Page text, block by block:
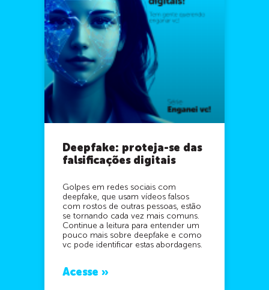
Deepfake: proteja-se das
falsificações digitais
Golpes em redes sociais com
deepfake, que usam vídeos falsos
com rostos de outras pessoas, estão
se tornando cada vez mais comuns.
Continue a leitura para entender um
pouco mais sobre deepfake e como
vc pode identificar estas abordagens.
Acesse »